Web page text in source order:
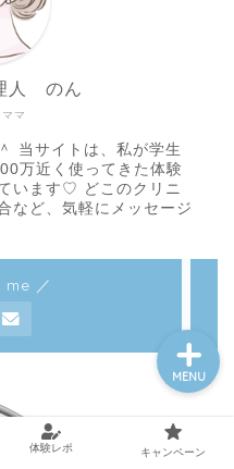
マ
人 のん
当サイトは、私が学生
万近く使ってきた体験
います♡ どこのクリニ
など、気軽にメッセージ
me ／
体験レポ キャンペーン
MENU
療脱毛基礎知識
毛体験レポート